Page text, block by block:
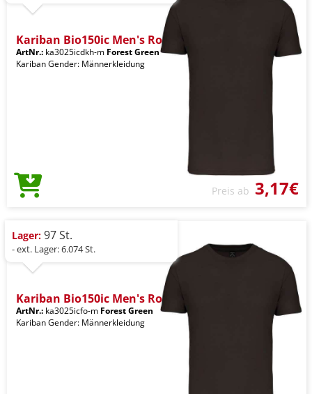
Kariban Bio150ic Men's Ro
ArtNr.: ka3025icdkh-m Forest Green
Kariban Gender: Männerkleidung
Preis ab 3,17€
Lager: 97 St.
- ext. Lager: 6.074 St.
Kariban Bio150ic Men's Ro
ArtNr.: ka3025icfo-m Forest Green
Kariban Gender: Männerkleidung